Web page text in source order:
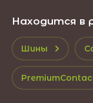
Находится в
Шины